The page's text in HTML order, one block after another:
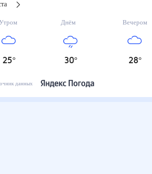
25°
Днём
30°
Вечером
28°
данных